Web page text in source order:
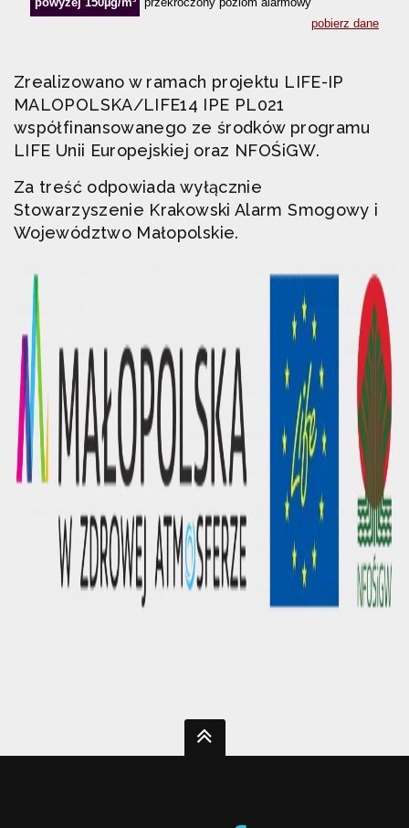
Zrealizowano w ramach projektu LIFE-IP
MALOPOLSKA/LIFE14 IPE PL021
współfinansowanego ze środków programu
LIFE Unii Europejskiej oraz NFOŚiGW.
Za treść odpowiada wyłącznie
Stowarzyszenie Krakowski Alarm Smogowy i
Województwo Małopolskie.